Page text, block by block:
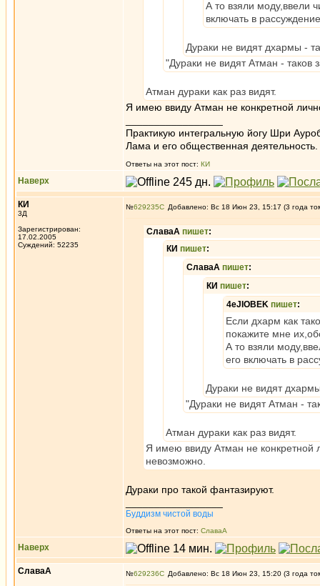
А то взяли моду,ввели
включать в
Дураки не видят дхармы -
"Дураки не видят Атман - таков
Атман дураки как раз видят.
Я имею ввиду Атман не конкретной
Практикую интегральную йогу Шри
Лама и его общественная деятельность.
Ответы на этот пост: КИ
Наверх
КИ
3Д
Зарегистрирован:
17.02.2005
Суждений: 52235
№629235 Добавлено: Вс 18 Июн 23, 15:17 (3 года
СлаваА пишет:
КИ пишет:
СлаваА пишет:
КИ пишет:
4eJIOBEK пишет:
Если дхарм как
покажите мне
А то взяли
его включать в
Дураки не видят
"Дураки не видят Атман -
Атман дураки как раз видят.
Я имею ввиду Атман не конкретной
невозможно.
Дураки про такой фантазируют.
Буддизм чистой воды
Ответы на этот пост: СлаваА
Наверх
СлаваА №629236 Добавлено: Вс 18 Июн 23, 15:20 (3 года